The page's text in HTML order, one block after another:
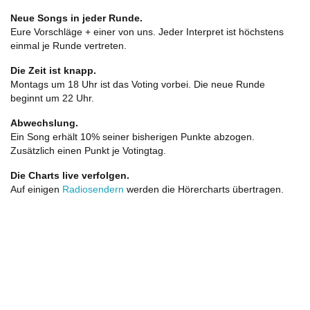
Neue Songs in jeder Runde.
Eure Vorschläge + einer von uns. Jeder Interpret ist höchstens
einmal je Runde vertreten.
Die Zeit ist knapp.
Montags um 18 Uhr ist das Voting vorbei. Die neue Runde
beginnt um 22 Uhr.
Abwechslung.
Ein Song erhält 10% seiner bisherigen Punkte abzogen.
Zusätzlich einen Punkt je Votingtag.
Die Charts live verfolgen.
Auf einigen Radiosendern werden die Hörercharts übertragen.